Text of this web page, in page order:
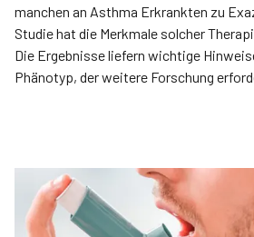
manchen an Asthma Erkrankten zu
Studie hat die Merkmale solcher
Die Ergebnisse liefern wichtige
Phänotyp, der weitere Forschung